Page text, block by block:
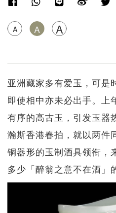
A A A
亚洲藏家多有爱玉，可是
即使相中亦未必出手。上
有序的高古玉，引发玉器
瀚斯香港春拍，就以两件
铜器形的玉制酒具领衔，
多少「醉翁之意不在酒」